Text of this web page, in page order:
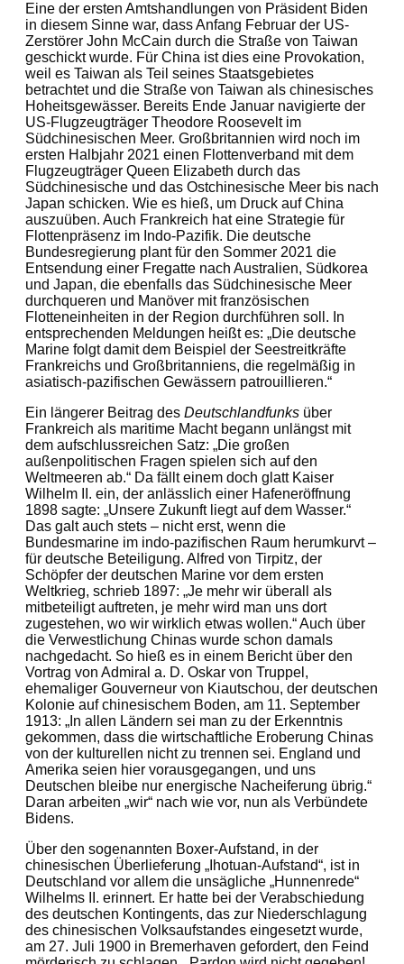
Eine der ersten Amtshandlungen von Präsident Biden
in diesem Sinne war, dass Anfang Februar der US-
Zerstörer John McCain durch die Straße von Taiwan
geschickt wurde. Für China ist dies eine Provokation,
weil es Taiwan als Teil seines Staatsgebietes
betrachtet und die Straße von Taiwan als chinesisches
Hoheitsgewässer. Bereits Ende Januar navigierte der
US-Flugzeugträger Theodore Roosevelt im
Südchinesischen Meer. Großbritannien wird noch im
ersten Halbjahr 2021 einen Flottenverband mit dem
Flugzeugträger Queen Elizabeth durch das
Südchinesische und das Ostchinesische Meer bis nach
Japan schicken. Wie es hieß, um Druck auf China
auszuüben. Auch Frankreich hat eine Strategie für
Flottenpräsenz im Indo-Pazifik. Die deutsche
Bundesregierung plant für den Sommer 2021 die
Entsendung einer Fregatte nach Australien, Südkorea
und Japan, die ebenfalls das Südchinesische Meer
durchqueren und Manöver mit französischen
Flotteneinheiten in der Region durchführen soll. In
entsprechenden Meldungen heißt es: „Die deutsche
Marine folgt damit dem Beispiel der Seestreitkräfte
Frankreichs und Großbritanniens, die regelmäßig in
asiatisch-pazifischen Gewässern patrouillieren.“
Ein längerer Beitrag des Deutschlandfunks über
Frankreich als maritime Macht begann unlängst mit
dem aufschlussreichen Satz: „Die großen
außenpolitischen Fragen spielen sich auf den
Weltmeeren ab.“ Da fällt einem doch glatt Kaiser
Wilhelm II. ein, der anlässlich einer Hafeneröffnung
1898 sagte: „Unsere Zukunft liegt auf dem Wasser.“
Das galt auch stets – nicht erst, wenn die
Bundesmarine im indo-pazifischen Raum herumkurvt –
für deutsche Beteiligung. Alfred von Tirpitz, der
Schöpfer der deutschen Marine vor dem ersten
Weltkrieg, schrieb 1897: „Je mehr wir überall als
mitbeteiligt auftreten, je mehr wird man uns dort
zugestehen, wo wir wirklich etwas wollen.“ Auch über
die Verwestlichung Chinas wurde schon damals
nachgedacht. So hieß es in einem Bericht über den
Vortrag von Admiral a. D. Oskar von Truppel,
ehemaliger Gouverneur von Kiautschou, der deutschen
Kolonie auf chinesischem Boden, am 11. September
1913: „In allen Ländern sei man zu der Erkenntnis
gekommen, dass die wirtschaftliche Eroberung Chinas
von der kulturellen nicht zu trennen sei. England und
Amerika seien hier vorausgegangen, und uns
Deutschen bleibe nur energische Nacheiferung übrig.“
Daran arbeiten „wir“ nach wie vor, nun als Verbündete
Bidens.
Über den sogenannten Boxer-Aufstand, in der
chinesischen Überlieferung „Ihotuan-Aufstand“, ist in
Deutschland vor allem die unsägliche „Hunnenrede“
Wilhelms II. erinnert. Er hatte bei der Verabschiedung
des deutschen Kontingents, das zur Niederschlagung
des chinesischen Volksaufstandes eingesetzt wurde,
am 27. Juli 1900 in Bremerhaven gefordert, den Feind